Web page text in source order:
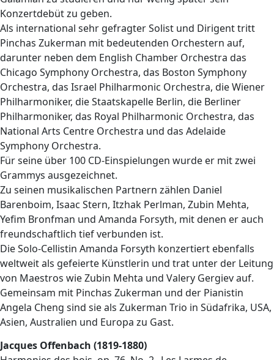
Konzertdebüt zu geben.
Als international sehr gefragter Solist und Dirigent tritt
Pinchas Zukerman mit bedeutenden Orchestern auf,
darunter neben dem English Chamber Orchestra das
Chicago Symphony Orchestra, das Boston Symphony
Orchestra, das Israel Philharmonic Orchestra, die Wiener
Philharmoniker, die Staatskapelle Berlin, die Berliner
Philharmoniker, das Royal Philharmonic Orchestra, das
National Arts Centre Orchestra und das Adelaide
Symphony Orchestra.
Für seine über 100 CD-Einspielungen wurde er mit zwei
Grammys ausgezeichnet.
Zu seinen musikalischen Partnern zählen Daniel
Barenboim, Isaac Stern, Itzhak Perlman, Zubin Mehta,
Yefim Bronfman und Amanda Forsyth, mit denen er auch
freundschaftlich tief verbunden ist.
Die Solo-Cellistin Amanda Forsyth konzertiert ebenfalls
weltweit als gefeierte Künstlerin und trat unter der Leitung
von Maestros wie Zubin Mehta und Valery Gergiev auf.
Gemeinsam mit Pinchas Zukerman und der Pianistin
Angela Cheng sind sie als Zukerman Trio in Südafrika, USA,
Asien, Australien und Europa zu Gast.
Jacques Offenbach (1819-1880)